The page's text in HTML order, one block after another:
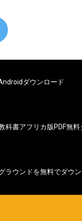
ダウンロード
科書アフリカ版PDF無
ラウンドを無料でダウ